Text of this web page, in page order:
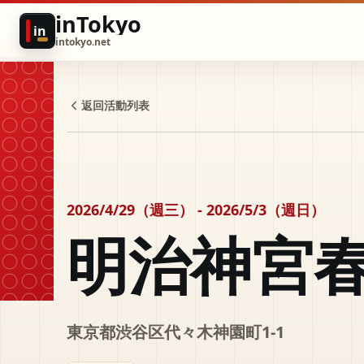
in inTokyo
intokyo.net
返回活動列表
2026/4/29（週三） - 2026/5/3（週日）
明治神宮
東京都渋谷区代々木神園町1-1